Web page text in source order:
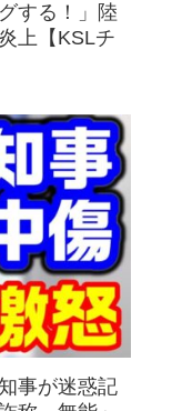
する！」陸
上【KSLチ
事が迷惑記